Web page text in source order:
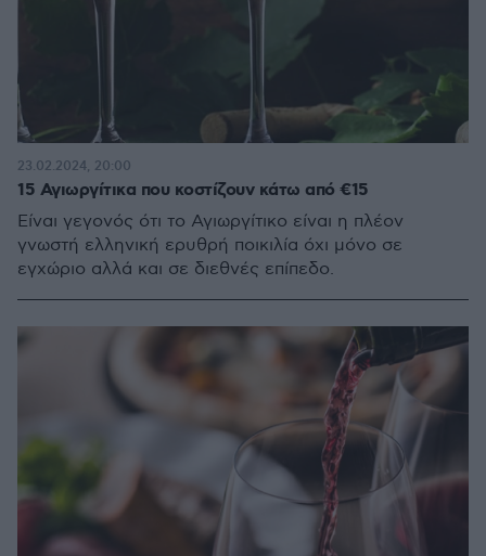
15 Αγιωργίτικα που κοστίζουν κάτω από €15
Είναι γεγονός ότι το Αγιωργίτικο είναι η πλέον
γνωστή ελληνική ερυθρή ποικιλία όχι μόνο σε
εγχώριο αλλά και σε διεθνές επίπεδο.
23.02.2024, 20:00